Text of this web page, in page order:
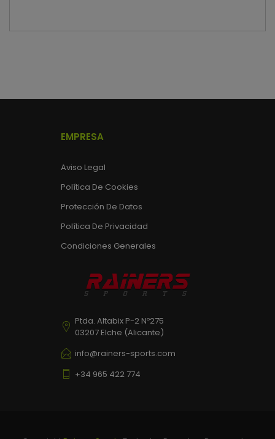
EMPRESA
Aviso Legal
Política De Cookies
Protección De Datos
Política De Privacidad
Condiciones Generales
Ptda. Altabix P-2 Nº275
03207 Elche (Alicante)
info@rainers-sports.com
+34 965 422 774